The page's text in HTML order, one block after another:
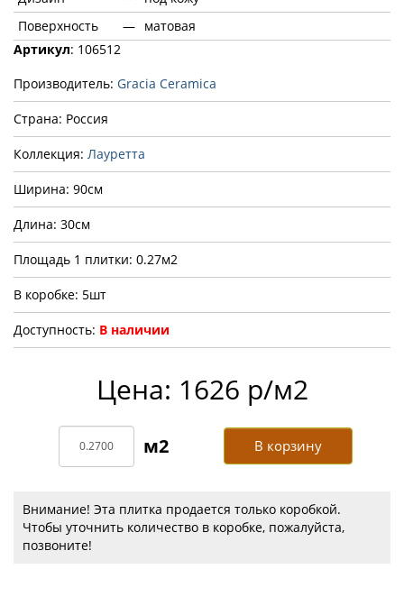
Поверхность
— матовая
Артикул: 106512
Производитель: Gracia Ceramica
Страна: Россия
Коллекция: Лауретта
Ширина: 90см
Длина: 30см
Площадь 1 плитки: 0.27м2
В коробке: 5шт
Доступность: В наличии
Цена: 1626 р/м2
В корзину
Внимание! Эта плитка продается только коробкой.
Чтобы уточнить количество в коробке, пожалуйста,
позвоните!